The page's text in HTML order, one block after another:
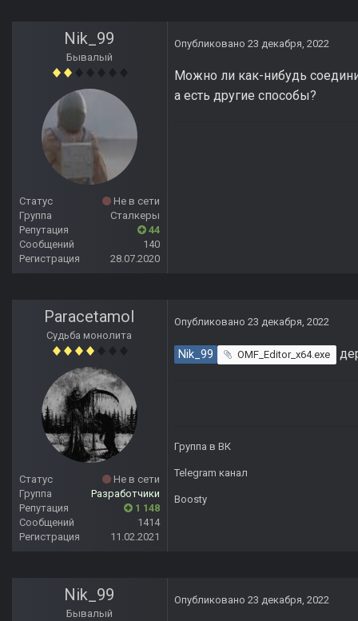
Nik_99
Бывалый
Статус
Не в сети
Группа
Сталкеры
Репутация
44
Сообщений
140
Регистрация
28.07.2020
Опубликовано 23 декабря, 2022
Можно ли как-нибудь
а есть другие способы?
Paracetamol
Судьба монолита
Статус
Не в сети
Группа
Разработчики
Репутация
1 148
Сообщений
1414
Регистрация
11.02.2021
Опубликовано 23 декабря, 2022
Nik_99 OMF_Editor_x64.exe
Группа в ВК
Telegram канал
Boosty
Nik_99
Бывалый
Опубликовано 23 декабря, 2022